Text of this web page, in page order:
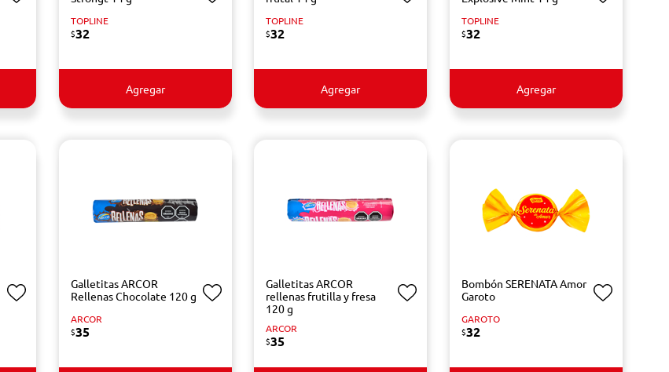
TOPLINE
$32
Agregar
TOPLINE
$32
Agregar
TOPLINE
$32
Agregar
Galletitas ARCOR
Rellenas Chocolate 120 g
ARCOR
$35
Galletitas ARCOR
rellenas frutilla y fresa
120 g
ARCOR
$35
Bombón SERENATA Amor
Garoto
GAROTO
$32